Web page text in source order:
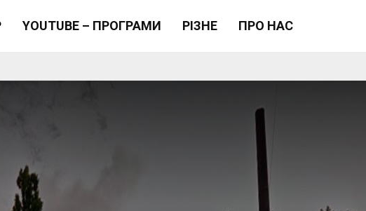
YOUTUBE – ПРОГРАМИ РІЗНЕ ПРО НАС